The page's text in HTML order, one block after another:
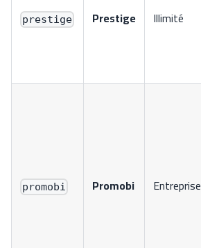
prestige Prestige Illimité
promobi Promobi Entreprise